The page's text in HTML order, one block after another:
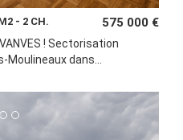
- 2 CH. 575 000 €
VANVES ! Sectorisation
dans...